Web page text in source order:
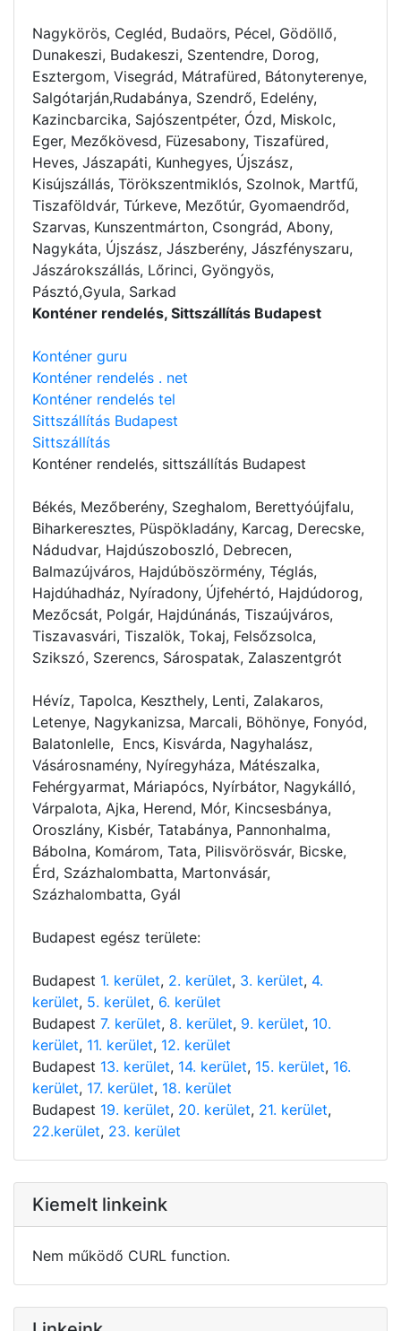
Nagykörös, Cegléd, Budaörs, Pécel, Gödöllő,
Dunakeszi, Budakeszi, Szentendre, Dorog,
Esztergom, Visegrád, Mátrafüred, Bátonyterenye,
Salgótarján,Rudabánya, Szendrő, Edelény,
Kazincbarcika, Sajószentpéter, Ózd, Miskolc,
Eger, Mezőkövesd, Füzesabony, Tiszafüred,
Heves, Jászapáti, Kunhegyes, Újszász,
Kisújszállás, Törökszentmiklós, Szolnok, Martfű,
Tiszaföldvár, Túrkeve, Mezőtúr, Gyomaendrőd,
Szarvas, Kunszentmárton, Csongrád, Abony,
Nagykáta, Újszász, Jászberény, Jászfényszaru,
Jászárokszállás, Lőrinci, Gyöngyös,
Pásztó,Gyula, Sarkad
Konténer rendelés, Sittszállítás Budapest
Konténer guru
Konténer rendelés . net
Konténer rendelés tel
Sittszállítás Budapest
Sittszállítás
Konténer rendelés, sittszállítás Budapest
Békés, Mezőberény, Szeghalom, Berettyóújfalu,
Biharkeresztes, Püspökladány, Karcag, Derecske,
Nádudvar, Hajdúszoboszló, Debrecen,
Balmazújváros, Hajdúböszörmény, Téglás,
Hajdúhadház, Nyíradony, Újfehértó, Hajdúdorog,
Mezőcsát, Polgár, Hajdúnánás, Tiszaújváros,
Tiszavasvári, Tiszalök, Tokaj, Felsőzsolca,
Szikszó, Szerencs, Sárospatak, Zalaszentgrót
Hévíz, Tapolca, Keszthely, Lenti, Zalakaros,
Letenye, Nagykanizsa, Marcali, Böhönye, Fonyód,
Balatonlelle, Encs, Kisvárda, Nagyhalász,
Vásárosnamény, Nyíregyháza, Mátészalka,
Fehérgyarmat, Máriapócs, Nyírbátor, Nagykálló,
Várpalota, Ajka, Herend, Mór, Kincsesbánya,
Oroszlány, Kisbér, Tatabánya, Pannonhalma,
Bábolna, Komárom, Tata, Pilisvörösvár, Bicske,
Érd, Százhalombatta, Martonvásár,
Százhalombatta, Gyál
Budapest egész területe:
Budapest 1. kerület, 2. kerület, 3. kerület, 4.
kerület, 5. kerület, 6. kerület
Budapest 7. kerület, 8. kerület, 9. kerület, 10.
kerület, 11. kerület, 12. kerület
Budapest 13. kerület, 14. kerület, 15. kerület, 16.
kerület, 17. kerület, 18. kerület
Budapest 19. kerület, 20. kerület, 21. kerület,
22.kerület, 23. kerület
Kiemelt linkeink
Nem működő CURL function.